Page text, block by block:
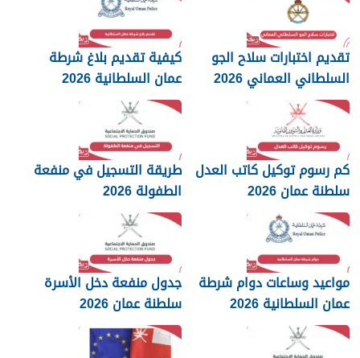
تقديم اختبارات سلاح الجو
السلطاني العماني 2026
كيفية تقديم بلاغ شرطة
عمان السلطانية 2026
كم رسوم توكيل كاتب العدل
سلطنة عمان 2026
طريقة التسجيل في منفعة
الطفولة 2026
مواعيد وساعات دوام شرطة
عمان السلطانية 2026
جدول منفعة دخل الأسرة
سلطنة عمان 2026